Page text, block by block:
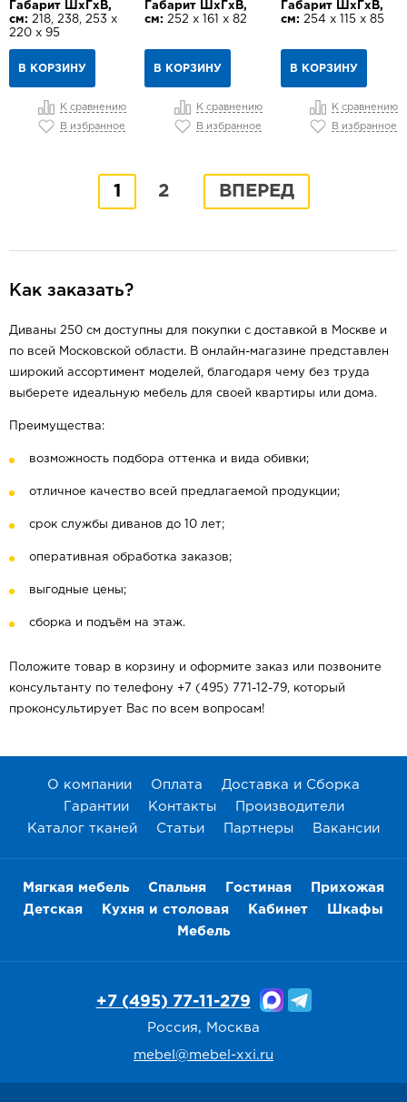
Габарит ШхГхВ,
см: 218, 238, 253 х
220 х 95
В КОРЗИНУ
К сравнению
В избранное
Габарит ШхГхВ,
см: 252 х 161 х 82
В КОРЗИНУ
К сравнению
В избранное
Габарит ШхГхВ,
см: 254 х 115 х 85
В КОРЗИНУ
К сравнению
В избранное
1 2 ВПЕРЕД
Как заказать?
Диваны 250 см доступны для покупки с доставкой в Москве и
по всей Московской области. В онлайн-магазине представлен
широкий ассортимент моделей, благодаря чему без труда
выберете идеальную мебель для своей квартиры или дома.
Преимущества:
возможность подбора оттенка и вида обивки;
отличное качество всей предлагаемой продукции;
срок службы диванов до 10 лет;
оперативная обработка заказов;
выгодные цены;
сборка и подъём на этаж.
Положите товар в корзину и оформите заказ или позвоните
консультанту по телефону +7 (495) 771-12-79, который
проконсультирует Вас по всем вопросам!
О компании Оплата
Доставка и Сборка
Гарантии
Контакты
Производители
Каталог тканей
Статьи Партнеры Вакансии
Мягкая мебель Спальня Гостиная
Прихожая
Детская
Кухня и столовая Кабинет
Шкафы
Мебель
+7 (495) 77-11-279
Россия, Москва
mebel@mebel-xxi.ru